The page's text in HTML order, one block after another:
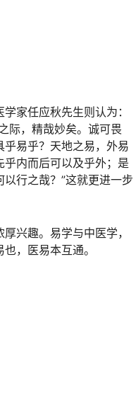
家任应秋先生则认为：
际，精哉妙矣。诚可畏
易乎？天地之易，外易
内而后可以及乎外；是
行之哉？”这就更进一步
兴趣。易学与中医学，
，医易本互通。